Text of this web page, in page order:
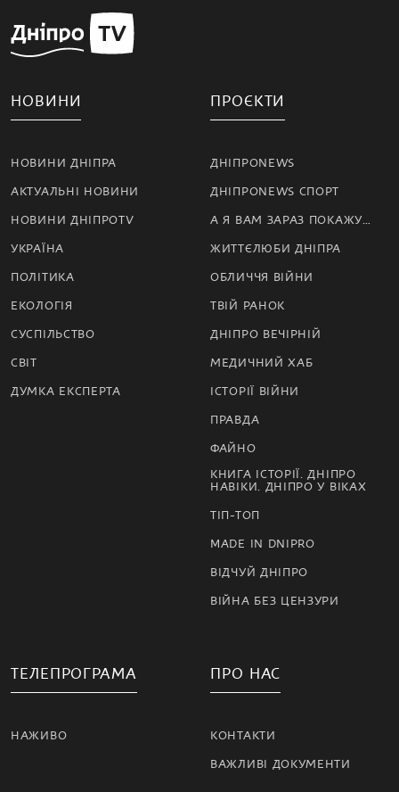
НОВИНИ
НОВИНИ ДНІПРА
АКТУАЛЬНІ НОВИНИ
НОВИНИ ДНІПРОTV
УКРАЇНА
ПОЛІТИКА
ЕКОЛОГІЯ
СУСПІЛЬСТВО
СВІТ
ДУМКА ЕКСПЕРТА
ПРОЄКТИ
ДНІПРОNEWS
ДНІПРОNEWS СПОРТ
А Я ВАМ ЗАРАЗ ПОКАЖУ…
ЖИТТЄЛЮБИ ДНІПРА
ОБЛИЧЧЯ ВІЙНИ
ТВІЙ РАНОК
ДНІПРО ВЕЧІРНІЙ
МЕДИЧНИЙ ХАБ
ІСТОРІЇ ВІЙНИ
ПРАВДА
ФАЙНО
КНИГА ІСТОРІЇ. ДНІПРО
НАВІКИ. ДНІПРО У ВІКАХ
ТІП-ТОП
MADE IN DNIPRO
ВІДЧУЙ ДНІПРО
ВІЙНА БЕЗ ЦЕНЗУРИ
ТЕЛЕПРОГРАМА
НАЖИВО
ПРО НАС
КОНТАКТИ
ВАЖЛИВІ ДОКУМЕНТИ